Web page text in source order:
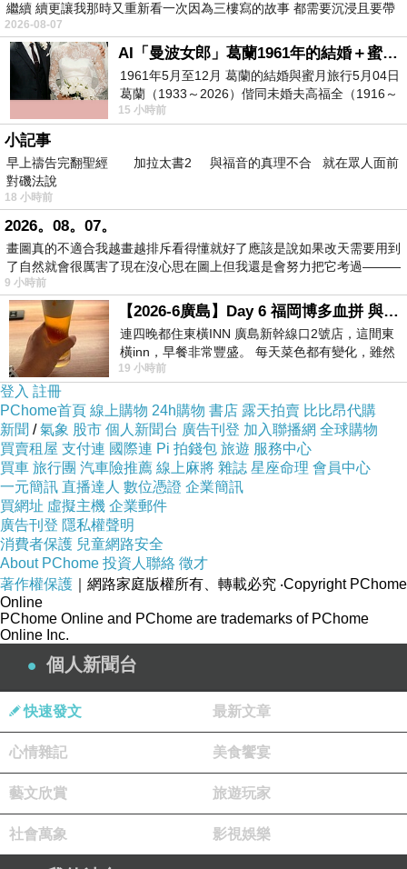
她為你獻身後說：「我雖然和你相識不久，但我
相信你是我命中注定的。」你記得那一夜，因為
風雨你留在她宿舍，你一時為她的美麗和姣好身
材意亂情迷。
你心中想：她是個相信直覺和命運的女人，但她
卻不知你是個情場老將，無法識破你事先安排的
小技倆：例如在天氣惡劣的夜晚、末班車停駛前
路過拜訪，又不小心丟失車鑰匙…。你太忽視女
人的心思，不懂她下了多大的決心才讓你留宿…
對你來說她只是獵艶，事後還在考慮眼前這美人
兒值不值得你投入更多的時間和用心…。
「但後來不是又復歸平靜，在恬靜的音符旋律中
到達了休止？雖然短，也很美很浪漫呀！」
你想起她的話，不覺苦笑出聲。如果是這樣就好
了…你們果然在不得不的恬靜裡到達了休止。但
對你來說，美是一種失去的後悔，浪漫是一種永
無止境的痛苦和遺憾。
盧梭說：「良心是靈魂之聲，感情是肉體之
聲。」錯就錯在你和她的感情並不一致。那就像
一個不會跳舞的人帶著一個懂節奏音韻的舞者，
你把一曲最浪漫美好的華爾茲搞砸了！而且重重
地踩痛了雙足。你以為你糟塌了她的身體和深
情，現在只好以靈魂之聲呼喚…但，現在還能喚
回些什麼？要回些什麼呢？
自始自終她就不是你的籠中之鳥，現在她已遠走
高飛，在某個你無法知悉的外國，你以為她只是
諸多供你品嚐挑選的甜美水果中的一種？錯！現
在回味才知那甜其實是無法承受的酸澀苦痛，你
很驚訝在她之後的每一個軀體都無法讓你投入，
每一張面容都會喚起她的形影，你以為你是獵
人，其實當你遇到她時，你已落入無法自拔的愛
情陷阱…。
繼續 續更讓我那時又重新看一次因為三樓寫的故事 都需要沉浸且要帶
有
2026-08-07
AI「曼波女郎」葛蘭1961年的結婚＋蜜月旅行 #戀上老電影 #葛蘭 #粟子
1961年5月至12月 葛蘭的結婚與蜜月旅行5月04日
葛蘭（1933～2026）偕同未婚夫高福全（1916～
2004）乘郵輪赴倫敦6月15日於英國倫敦St.S
15 小時前
小記事
早上禱告完翻聖經 加拉太書2 與福音的真理不合 就在眾人面前
對磯法說
18 小時前
2026。08。07。
畫圖真的不適合我越畫越排斥看得懂就好了應該是說如果改天需要用到
了自然就會很厲害了現在沒心思在圖上但我還是會努力把它考過———
9 小時前
【2026-6廣島】Day 6 福岡博多血拼 與機場接送少年司機深夜對談
連四晚都住東橫INN 廣島新幹線口2號店，這間東
橫inn，早餐非常豐盛。 每天菜色都有變化，雖然
看到工作人員拿出料理包加熱，但
19 小時前
登入 註冊
PChome首頁 線上購物 24h購物 書店 露天拍賣 比比昂代購
新聞 /氣象 股市 個人新聞台 廣告刊登 加入聯播網 全球購物
買賣租屋 支付連 國際連 Pi 拍錢包 旅遊 服務中心
買車 旅行團 汽車險推薦 線上麻將 雜誌 星座命理 會員中心
一元簡訊 直播達人 數位憑證 企業簡訊
買網址 虛擬主機 企業郵件
廣告刊登 隱私權聲明
消費者保護 兒童網路安全
About PChome 投資人聯絡 徵才
著作權保護 ｜網路家庭版權所有、轉載必究 ‧Copyright PChome
Online
PChome Online and PChome are trademarks of PChome
Online Inc.
個人新聞台
快速發文 最新文章
心情雜記 美食饗宴
藝文欣賞 旅遊玩家
社會萬象 影視娛樂